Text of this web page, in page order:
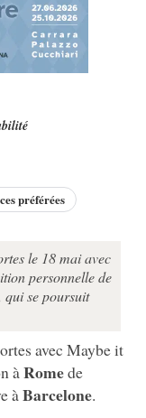
préférées
le 18 mai avec
personnelle de
qui se poursuit
avec Maybe it
à Romede
à Barcelone.